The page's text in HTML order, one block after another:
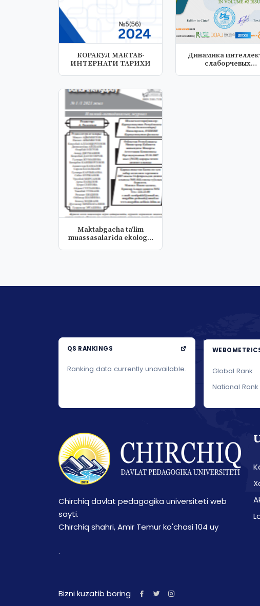
КОРАКУЛ МАКТАБ-
ИНТЕРНАТИ ТАРИХИ
Динамика
слаборчевых
Maktabgacha ta'lim
muassasalarida ekologik
QS RANKINGS
Ranking data currently unavailable. Global Rank
National Rank
Chirchiq davlat pedagogika universiteti web
sayti.
Chirchiq shahri, Amir Temur ko'chasi 104 uy
.
Bizni kuzatib boring